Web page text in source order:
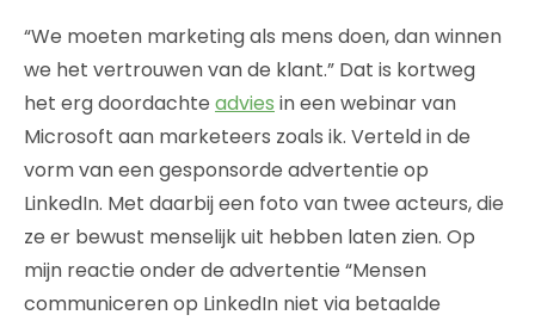
“We moeten marketing als mens doen, dan winnen
we het vertrouwen van de klant.” Dat is kortweg
het erg doordachte advies in een webinar van
Microsoft aan marketeers zoals ik. Verteld in de
vorm van een gesponsorde advertentie op
LinkedIn. Met daarbij een foto van twee acteurs, die
ze er bewust menselijk uit hebben laten zien. Op
mijn reactie onder de advertentie “Mensen
communiceren op LinkedIn niet via betaalde